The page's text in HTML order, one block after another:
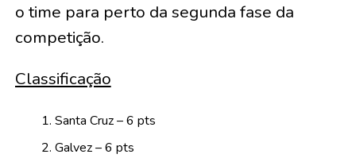
o time para perto da segunda fase da
competição.
Classificação
Santa Cruz – 6 pts
Galvez – 6 pts